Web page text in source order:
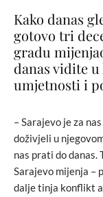
Kako danas
gotovo tri
gradu
danas vidite
umjetnosti i
– Sarajevo je za
doživjeli u
nas prati do danas.
Sarajevo mijenja –
dalje tinja konflikt